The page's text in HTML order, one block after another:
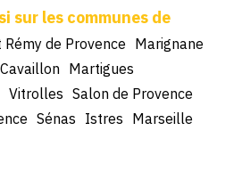
Rémy de Provence Marignane
Cavaillon Martigues
Vitrolles Salon de Provence
Sénas Istres Marseille